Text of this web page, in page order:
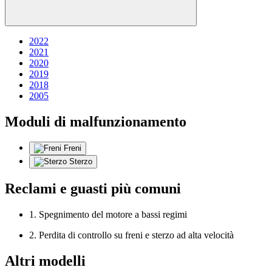
2022
2021
2020
2019
2018
2005
Moduli di malfunzionamento
Freni
Sterzo
Reclami e guasti più comuni
1. Spegnimento del motore a bassi regimi
2. Perdita di controllo su freni e sterzo ad alta velocità
Altri modelli